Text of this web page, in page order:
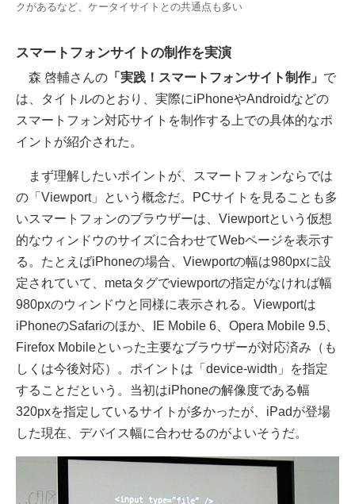
クがあるなど、ケータイサイトとの共通点も多い
スマートフォンサイトの制作を実演
森 啓輔さんの 「実践！スマートフォンサイト制作」 で
は、タイトルのとおり、実際にiPhoneやAndroidなどの
スマートフォン対応サイトを制作する上での具体的なポ
イントが紹介された。
まず理解したいポイントが、スマートフォンならでは
の「Viewport」という概念だ。PCサイトを見ることも多
いスマートフォンのブラウザーは、Viewportという仮想
的なウィンドウのサイズに合わせてWebページを表示す
る。たとえばiPhoneの場合、Viewportの幅は980pxに設
定されていて、metaタグでviewportの指定がなければ幅
980pxのウィンドウと同様に表示される。Viewportは
iPhoneのSafariのほか、IE Mobile 6、Opera Mobile 9.5、
Firefox Mobileといった主要なブラウザーが対応済み（も
しくは今後対応）。ポイントは「device-width」を指定
することだという。当初はiPhoneの解像度である幅
320pxを指定しているサイトが多かったが、iPadが登場
した現在、デバイス幅に合わせるのがよいそうだ。